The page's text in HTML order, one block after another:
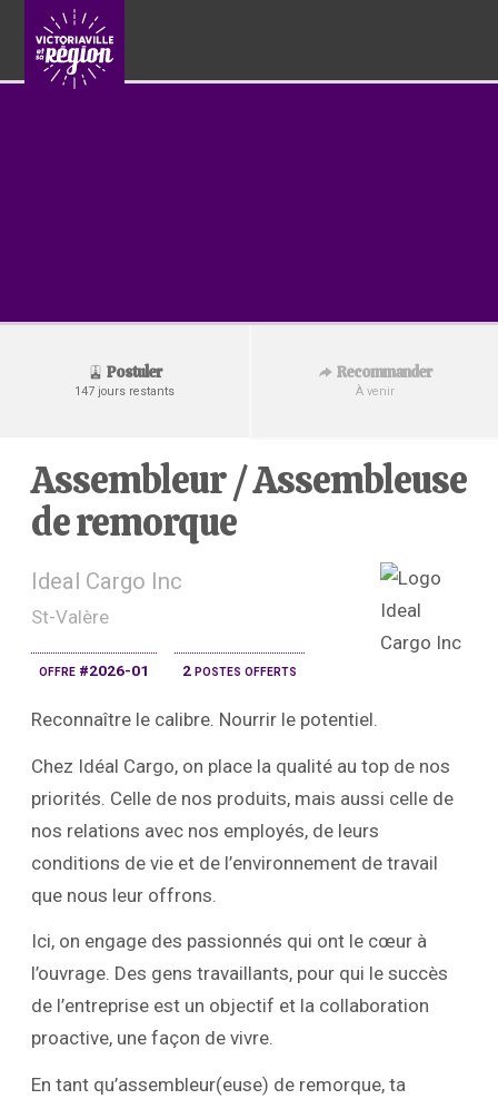
Postuler
147 jours restants
Recommander
À venir
Assembleur / Assembleuse
de remorque
Ideal Cargo Inc
St-Valère
offre #2026-01 2 postes offerts
Reconnaître le calibre. Nourrir le potentiel.
Chez Idéal Cargo, on place la qualité au top de nos
priorités. Celle de nos produits, mais aussi celle de
nos relations avec nos employés, de leurs
conditions de vie et de l’environnement de travail
que nous leur offrons.
Ici, on engage des passionnés qui ont le cœur à
l’ouvrage. Des gens travaillants, pour qui le succès
de l’entreprise est un objectif et la collaboration
proactive, une façon de vivre.
En tant qu’assembleur(euse) de remorque, ta